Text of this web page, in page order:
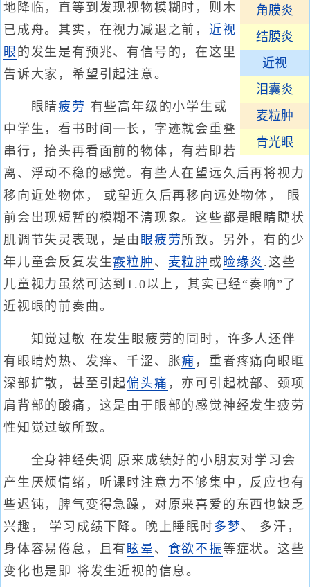
角膜炎
结膜炎
近视
泪囊炎
麦粒肿
青光眼
地降临，直等到发现视物模糊时，则木
已成舟。其实，在视力减退之前， 近视
眼 的发生是有预兆、有信号的，在这里
告诉大家，希望引起注意。
眼睛疲劳 有些高年级的小学生或
中学生，看书时间一长，字迹就会重叠
串行，抬头再看面前的物体，有若即若
离、浮动不稳的感觉。有些人在望远久后再将视力
移向近处物体， 或望近久后再移向远处物体， 眼
前会出现短暂的模糊不清现象。这些都是眼睛睫状
肌调节失灵表现，是由 眼疲劳所致。另外，有的少
年儿童会反复发生霰粒肿 、 麦粒肿 或 睑缘炎 .这些
儿童视力虽然可达到1.0以上，其实已经“奏响”了
近视眼的前奏曲。
知觉过敏 在发生眼疲劳的同时，许多人还伴
有眼睛灼热、发痒、千涩、胀痈 ，重者疼痛向眼眶
深部扩散，甚至引起偏头痛 ，亦可引起枕部、颈项
肩背部的酸痛，这是由于眼部的感觉神经发生疲劳
性知觉过敏所致。
全身神经失调 原来成绩好的小朋友对学习会
产生厌烦情绪，听课时注意力不够集中，反应也有
些迟钝，脾气变得急躁，对原来喜爱的东西也缺乏
兴趣， 学习成绩下降。晚上睡眠时多梦、 多汗，
身体容易倦怠，且有 眩晕 、 食欲不振等症状。这些
变化也是即 将发生近视的信息。